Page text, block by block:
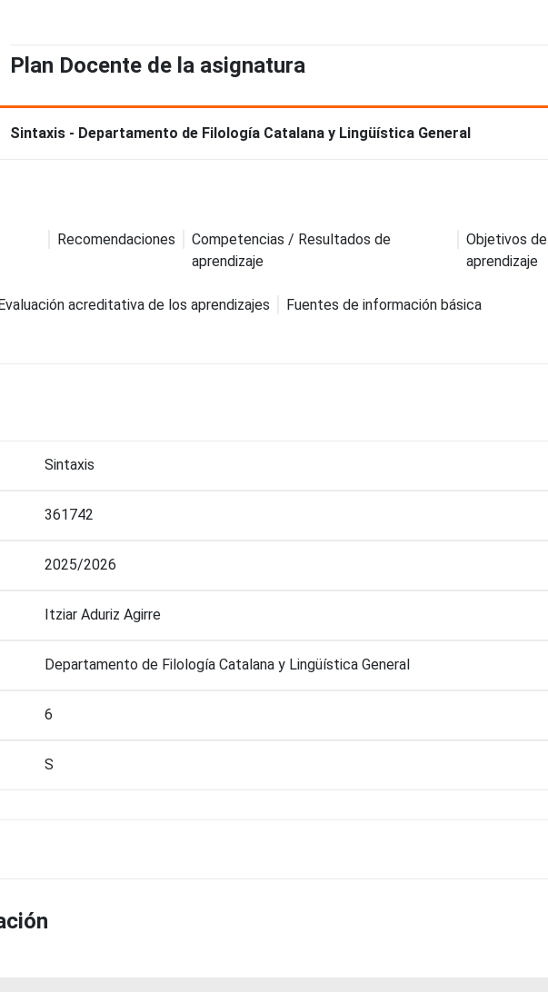
Plan Docente de la asignatura
Sintaxis - Departamento de Filología Catalana y Lingüística General
Recomendaciones
Competencias / Resultados de
aprendizaje
Objetivos de
aprendizaje
acreditativa de los aprendizajes Fuentes de información básica
Sintaxis
361742
2025/2026
Itziar Aduriz Agirre
Departamento de Filología Catalana y Lingüística General
6
S